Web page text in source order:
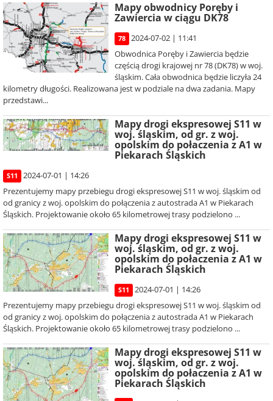
Mapy obwodnicy Poręby i
Zawiercia w ciągu DK78
78
2024-07-02 | 11:41
Obwodnica Poręby i Zawiercia będzie
częścią drogi krajowej nr 78 (DK78) w woj.
śląskim. Cała obwodnica będzie liczyła 24
kilometry długości. Realizowana jest w podziale na dwa zadania. Mapy
przedstawi...
Mapy drogi ekspresowej S11 w
woj. śląskim, od gr. z woj.
opolskim do połaczenia z A1 w
Piekarach Śląskich
S11
2024-07-01 | 14:26
Prezentujemy mapy przebiegu drogi ekspresowej S11 w woj. śląskim od
od granicy z woj. opolskim do połączenia z autostrada A1 w Piekarach
Śląskich. Projektowanie około 65 kilometrowej trasy podzielono ...
Mapy drogi ekspresowej S11 w
woj. śląskim, od gr. z woj.
opolskim do połaczenia z A1 w
Piekarach Śląskich
S11
2024-07-01 | 14:26
Prezentujemy mapy przebiegu drogi ekspresowej S11 w woj. śląskim od
od granicy z woj. opolskim do połączenia z autostrada A1 w Piekarach
Śląskich. Projektowanie około 65 kilometrowej trasy podzielono ...
Mapy drogi ekspresowej S11 w
woj. śląskim, od gr. z woj.
opolskim do połaczenia z A1 w
Piekarach Śląskich